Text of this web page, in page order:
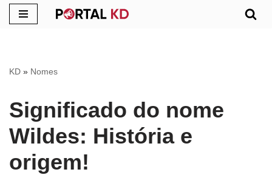
conteúdo
KD » Nomes
Significado do nome
Wildes: História e
origem!